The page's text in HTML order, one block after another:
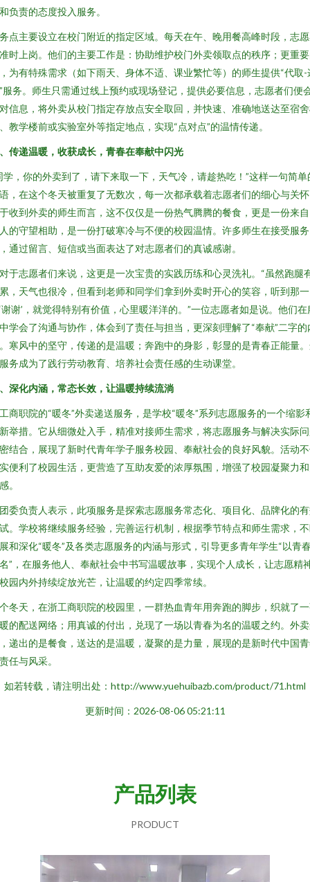
负责的态度投入服务。
点主要设立在校门附近的指定区域。每天在午、晚用餐高峰时段，志
时上岗。他们的主要工作是：协助维护校门外卖领取点的秩序；更重
为有特殊需求（如下雨天、身体不适、课业繁忙等）的师生提供“代取-
服务。师生只需通过线上预约或现场登记，提供必要信息，志愿者们便
信息，将外卖从校门指定存放点安全取回，并快速、准确地送达至宿
教学楼前或实验室外等指定地点，实现“点对点”的温情传递。
传递温暖，收获成长，青春在奉献中闪光
学，你的外卖到了，请下来取一下，天气冷，请趁热吃！”这样一句简单
，在这个冬天被重复了无数次，每一次都承载着志愿者们的细心与关
收到外卖的师生而言，这不仅仅是一份热气腾腾的餐食，更是一份来
的守望相助，是一份打破寒冷与不便的校园温情。许多师生在接受服务
通过留言、短信或当面表达了对志愿者们的真诚感谢。
于志愿者们来说，这更是一次宝贵的实践历练和心灵洗礼。“虽然跑腿
，天气也很冷，但看到老师和同学们拿到外卖时开心的笑容，听到那一
谢谢’，就觉得特别有价值，心里暖洋洋的。”一位志愿者如是说。他们在
学会了沟通与协作，体会到了责任与担当，更深刻理解了“奉献”二字的
寒风中的坚守，传递的是温暖；奔跑中的身影，彰显的是青春正能量
务成为了践行劳动教育、培养社会责任感的生动课堂。
深化内涵，常态长效，让温暖持续流淌
商职院的“暖冬”外卖递送服务，是学校“暖冬”系列志愿服务的一个缩影
举措。它从细微处入手，精准对接师生需求，将志愿服务与解决实际
结合，展现了新时代青年学子服务校园、奉献社会的良好风貌。活动
便利了校园生活，更营造了互助友爱的浓厚氛围，增强了校园凝聚力
。
委负责人表示，此项服务是探索志愿服务常态化、项目化、品牌化的
。学校将继续服务经验，完善运行机制，根据季节特点和师生需求，
和深化“暖冬”及各类志愿服务的内涵与形式，引导更多青年学生“以青
”，在服务他人、奉献社会中书写温暖故事，实现个人成长，让志愿精
园内外持续绽放光芒，让温暖的约定四季常续。
冬天，在浙工商职院的校园里，一群热血青年用奔跑的脚步，织就了
的配送网络；用真诚的付出，兑现了一场以青春为名的温暖之约。外
递出的是餐食，送达的是温暖，凝聚的是力量，展现的是新时代中国
任与风采。
如若转载，请注明出处：http://www.yuehuibazb.com/product/71.html
更新时间：2026-08-06 05:21:11
产品列表
PRODUCT